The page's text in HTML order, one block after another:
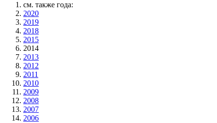
см. также года:
2020
2019
2018
2015
2014
2013
2012
2011
2010
2009
2008
2007
2006